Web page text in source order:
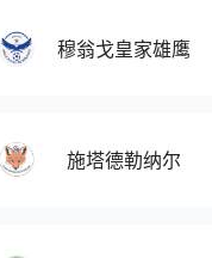
穆翁戈皇家雄鹰
施塔德勒纳尔